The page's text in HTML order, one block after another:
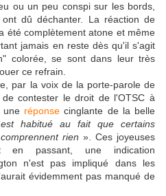
ou un peu conspi sur les bords,
dû déchanter. La réaction de
été complètement atone et même
jamais en reste dès qu'il s'agit
colorée, se sont dans leur très
ce refrain.
par la voix de la porte-parole de
contester le droit de l'OTSC à
une réponse cinglante de la belle
habitué au fait que certains
rien ». Ces joyeuses
en passant, une indication
n'est pas impliqué dans les
évidemment pas manqué de